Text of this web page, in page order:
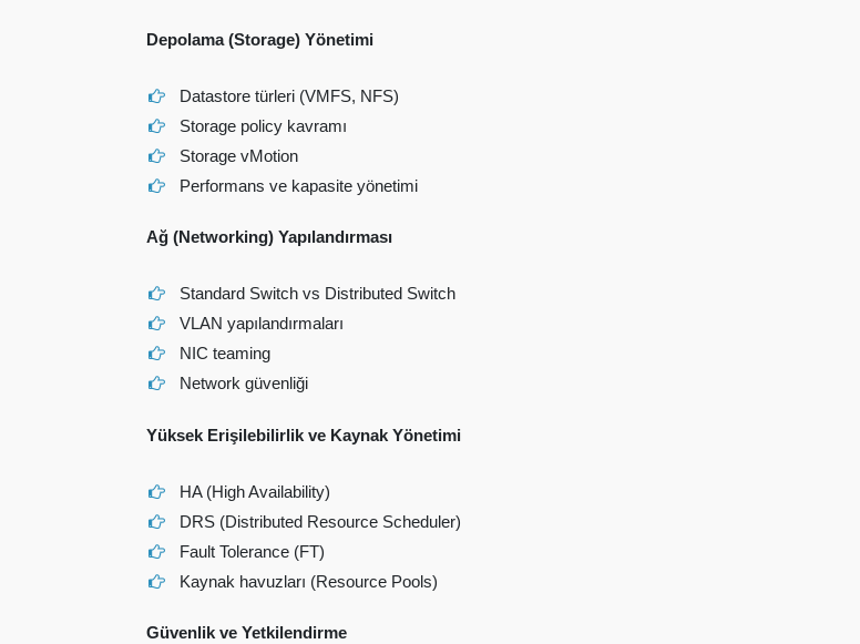
Depolama (Storage) Yönetimi
Datastore türleri (VMFS, NFS)
Storage policy kavramı
Storage vMotion
Performans ve kapasite yönetimi
Ağ (Networking) Yapılandırması
Standard Switch vs Distributed Switch
VLAN yapılandırmaları
NIC teaming
Network güvenliği
Yüksek Erişilebilirlik ve Kaynak Yönetimi
HA (High Availability)
DRS (Distributed Resource Scheduler)
Fault Tolerance (FT)
Kaynak havuzları (Resource Pools)
Güvenlik ve Yetkilendirme